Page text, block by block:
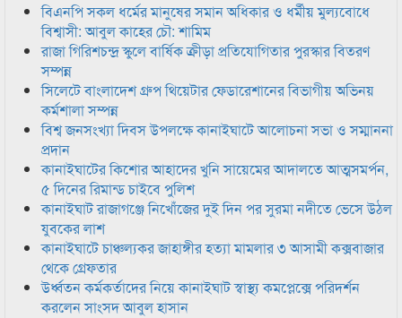
বিএনপি সকল ধর্মের মানুষের সমান অধিকার ও ধর্মীয় মুল্যবোধে
বিশ্বাসী: আবুল কাহের চৌ: শামিম
রাজা গিরিশচন্দ্র স্কুলে বার্ষিক ক্রীড়া প্রতিযোগিতার পুরস্কার বিতরণ
সম্পন্ন
সিলেটে বাংলাদেশ গ্রুপ থিয়েটার ফেডারেশানের বিভাগীয় অভিনয়
কর্মশালা সম্পন্ন
বিশ্ব জনসংখ্যা দিবস উপলক্ষে কানাইঘাটে আলোচনা সভা ও সম্মাননা
প্রদান
কানাইঘাটের কিশোর আহাদের খুনি সায়েমের আদালতে আত্মসমর্পন,
৫ দিনের রিমান্ড চাইবে পুলিশ
কানাইঘাট রাজাগঞ্জে নিখোঁজের দুই দিন পর সুরমা নদীতে ভেসে উঠল
যুবকের লাশ
কানাইঘাটে চাঞ্চল্যকর জাহাঙ্গীর হত্যা মামলার ৩ আসামী কক্সবাজার
থেকে গ্রেফতার
উর্ধ্বতন কর্মকর্তাদের নিয়ে কানাইঘাট স্বাস্থ্য কমপ্লেক্সে পরিদর্শন
করলেন সাংসদ আবুল হাসান